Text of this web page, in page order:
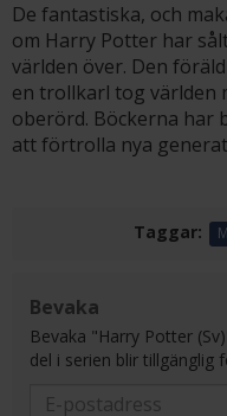
De fantastiska, och
om Harry Potter har
världen över. Den
en trollkarl tog världen
oberörd. Böckerna har
att förtrolla nya
Taggar:
Bevaka
Bevaka "Harry Potter
del i serien blir tillgänglig